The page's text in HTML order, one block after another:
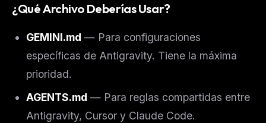
¿Qué Archivo Deberías Usar?
GEMINI.md — Para configuraciones
específicas de Antigravity. Tiene la máxima
prioridad.
AGENTS.md — Para reglas compartidas entre
Antigravity, Cursor y Claude Code.